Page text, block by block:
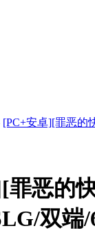
[PC+安卓][罪恶的
恶的
双端